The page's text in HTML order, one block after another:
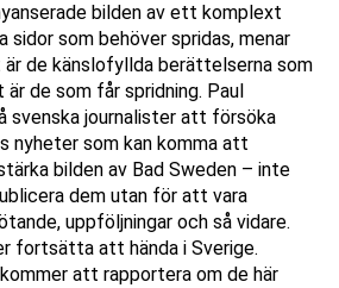
bilden av ett komplext
sidor som behöver spridas, menar
de känslofyllda berättelserna som
de som får spridning. Paul
svenska journalister att försöka
nyheter som kan komma att
bilden av Bad Sweden – inte
dem utan för att vara
uppföljningar och så vidare.
fortsätta att hända i Sverige.
att rapportera om de här